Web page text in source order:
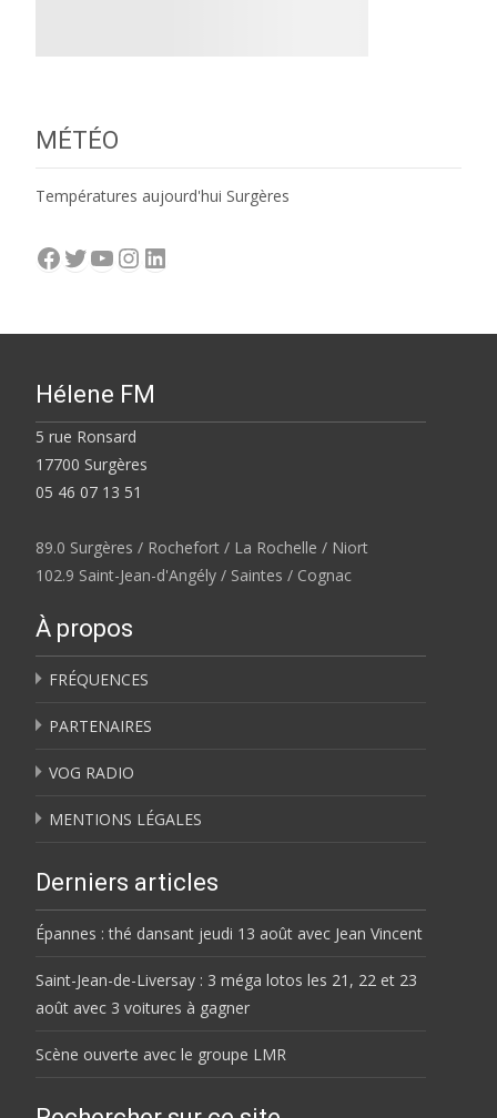
MÉTÉO
Températures aujourd'hui Surgères
Facebook
Twitter
YouTube
Instagram
LinkedIn
Hélene FM
5 rue Ronsard
17700 Surgères
05 46 07 13 51
89.0 Surgères / Rochefort / La Rochelle / Niort
102.9 Saint-Jean-d'Angély / Saintes / Cognac
À propos
FRÉQUENCES
PARTENAIRES
VOG RADIO
MENTIONS LÉGALES
Derniers articles
Épannes : thé dansant jeudi 13 août avec Jean Vincent
Saint-Jean-de-Liversay : 3 méga lotos les 21, 22 et 23
août avec 3 voitures à gagner
Scène ouverte avec le groupe LMR